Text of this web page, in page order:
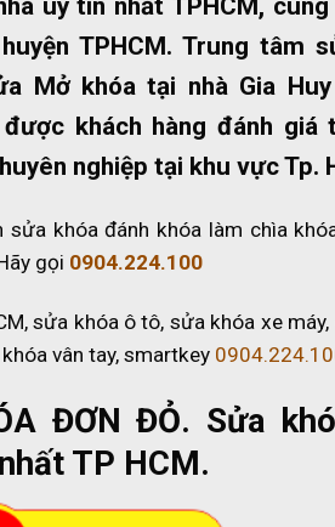
TPHCM. Trung tâm
Mở khóa tại nhà Gia
được khách hàng đánh giá
nghiệp tại khu vực Tp.
khóa đánh khóa làm chìa
gọi 0904.224.100
sửa khóa ô tô, sửa khóa xe
vân tay, smartkey
ĐƠN ĐỎ. Sửa
TP HCM.